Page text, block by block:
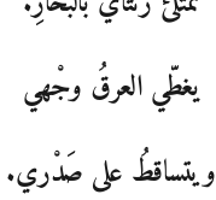
يغطّي العرقُ وجْهي
ويتساقطُ على صَدْري.